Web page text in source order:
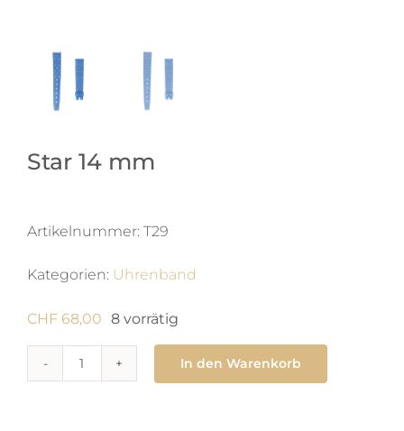
Star 14 mm
Artikelnummer: T29
Kategorien: Uhrenband
CHF68,00 8 vorrätig
In den Warenkorb